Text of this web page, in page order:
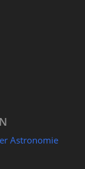
Astronomie